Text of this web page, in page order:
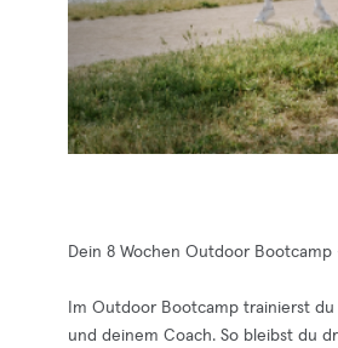
Dein 8 Wochen Outdoor Bootcamp
Im Outdoor Bootcamp trainierst
und deinem Coach. So bleibst du